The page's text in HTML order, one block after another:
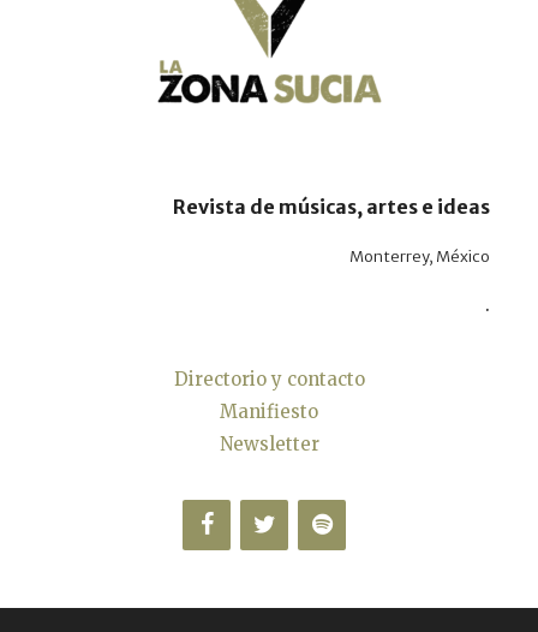
Revista de músicas, artes e ideas
Monterrey, México
.
Directorio y contacto
Manifiesto
Newsletter